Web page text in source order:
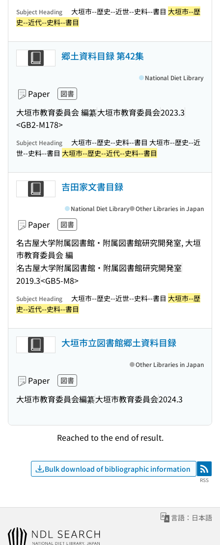
Subject Heading 大垣市--歴史--近世--史料--書目 大垣市--歴
史--近代--史料--書目
郷土資料目録 第42集
Paper 図書
大垣市教育委員会 編纂大垣市教育委員会2023.3
<GB2-M178>
National Diet Library
Subject Heading
大垣市--歴史--史料--書目 大垣市--歴史--近
世--史料--書目 大垣市--歴史--近代--史料--書目
吉田家文書目録
Paper 図書
名古屋大学附属図書館・附属図書館研究開発室, 大垣
市教育委員会 編
名古屋大学附属図書館・附属図書館研究開発室
2019.3<GB5-M8>
National Diet Library Other Libraries in Japan
Subject Heading 大垣市--歴史--近世--史料--書目 大垣市--歴
史--近代--史料--書目
大垣市立図書館郷土資料目録
Paper 図書
大垣市教育委員会編纂大垣市教育委員会2024.3
Other Libraries in Japan
Reached to the end of result.
Bulk download of bibliographic information RSS
RSS
言語：日本語